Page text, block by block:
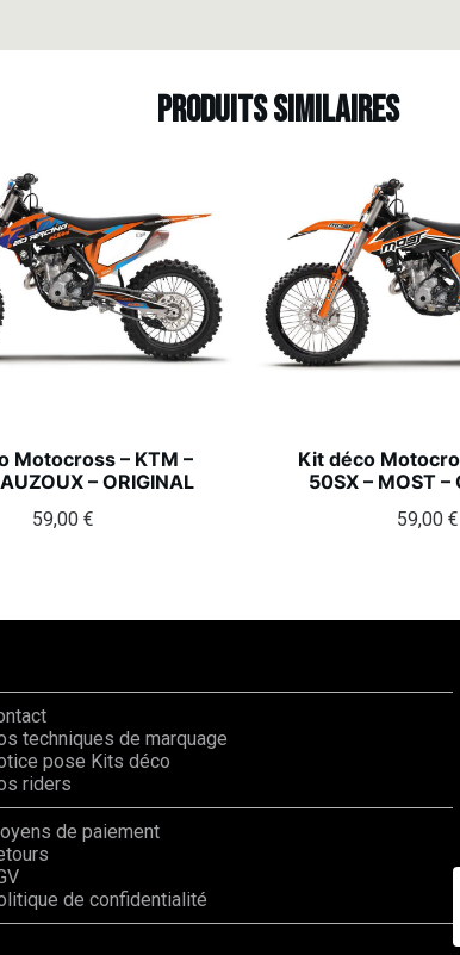
Produits similaires
Motocross – KTM –
– ORIGINAL
59,00 €
Kit déco
50SX – MOST –
59,00€
techniques de marquage
pose Kits déco
riders
de paiement
de confidentialité